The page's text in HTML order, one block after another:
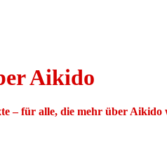
Aikido
– für alle, die mehr über Aikido